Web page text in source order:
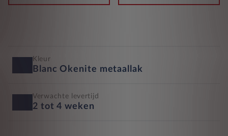
Kleur
Blanc Okenite metaallak
Verwachte levertijd
2 tot 4 weken